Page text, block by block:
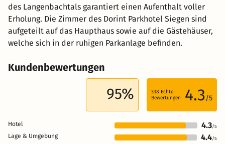
des Langenbachtals garantiert einen Aufenthalt voller
Erholung. Die Zimmer des Dorint Parkhotel Siegen sind
aufgeteilt auf das Haupthaus sowie auf die Gästehäuser,
welche sich in der ruhigen Parkanlage befinden.
Kundenbewertungen
95% 338 Echte
Bewertungen
4.3/5
Hotel 4.3/5
Lage & Umgebung 4.4/5